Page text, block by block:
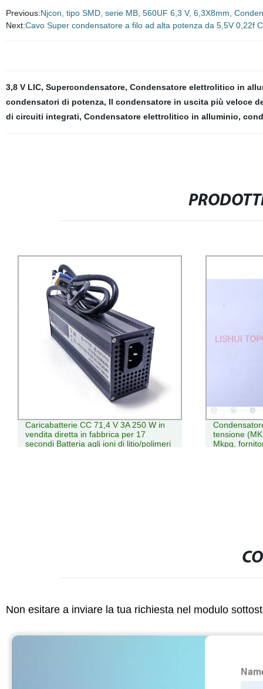
Previous:Njcon, tipo SMD, serie MB, 560UF 6,3 V, 6,3X8mm,
Next:Cavo Super condensatore a filo ad alta potenza da 5,5V 0,22f
3,8 V LIC, Supercondensatore, Condensatore elettrolitico in
condensatori di potenza, Il condensatore in uscita più veloce
di circuiti integrati, Condensatore elettrolitico in alluminio,
Condensatore di potenza shunt a bassa
tensione (MKPG) con autoriestimento
Mkpg, fornitore per la Cina
Moduli
Maxwell da
Non esitare a inviare la tua richiesta nel modulo